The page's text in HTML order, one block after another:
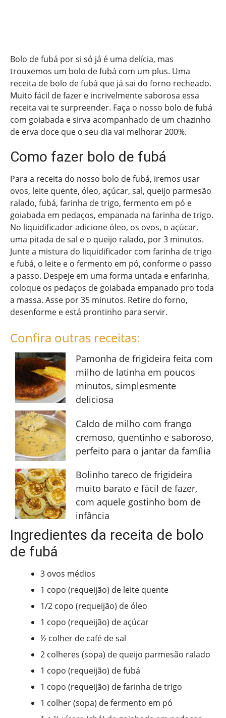
Bolo de fubá por si só já é uma delícia, mas
trouxemos um bolo de fubá com um plus. Uma
receita de bolo de fubá que já sai do forno recheado.
Muito fácil de fazer e incrivelmente saborosa essa
receita vai te surpreender. Faça o nosso bolo de fubá
com goiabada e sirva acompanhado de um chazinho
de erva doce que o seu dia vai melhorar 200%.
Como fazer bolo de fubá
Para a receita do nosso bolo de fubá, iremos usar
ovos, leite quente, óleo, açúcar, sal, queijo parmesão
ralado, fubá, farinha de trigo, fermento em pó e
goiabada em pedaços, empanada na farinha de trigo.
No liquidificador adicione óleo, os ovos, o açúcar,
uma pitada de sal e o queijo ralado, por 3 minutos.
Junte a mistura do liquidificador com farinha de trigo
e fubá, o leite e o fermento em pó, conforme o passo
a passo. Despeje em uma forma untada e enfarinha,
coloque os pedaços de goiabada empanado pro toda
a massa. Asse por 35 minutos. Retire do forno,
desenforme e está prontinho para servir.
Confira outras receitas:
Pamonha de frigideira feita com
milho de latinha em poucos
minutos, simplesmente
deliciosa
Caldo de milho com frango
cremoso, quentinho e saboroso,
perfeito para o jantar da família
Bolinho tareco de frigideira
muito barato e fácil de fazer,
com aquele gostinho bom de
infância
Ingredientes da receita de bolo
de fubá
3 ovos médios
1 copo (requeijão) de leite quente
1/2 copo (requeijão) de óleo
1 copo (requeijão) de açúcar
½ colher de café de sal
2 colheres (sopa) de queijo parmesão ralado
1 copo (requeijão) de fubá
1 copo (requeijão) de farinha de trigo
1 colher (sopa) de fermento em pó